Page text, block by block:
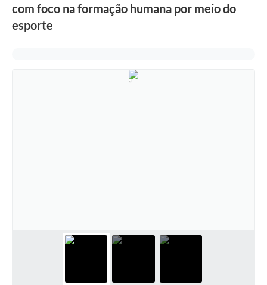
com foco na formação humana por meio do
esporte